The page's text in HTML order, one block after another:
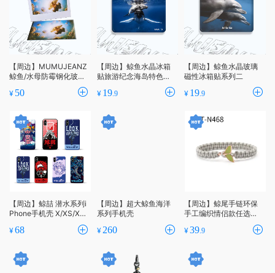
【周边】MUMUJEANZ
鲸鱼/水母防霉钢化玻璃
菜板厨房家用砧板无菌
切菜辅
¥ 50
【周边】鲸鱼水晶冰箱
贴旅游纪念海岛特色系
¥ 19.9
【周边】鲸鱼水晶玻璃
磁性冰箱贴系列二
¥ 19 .9
【周边】鲸喆 潜水系列i
Phone手机壳 X/XS/XM
¥68
【周边】超大鲸鱼海洋
系列手机壳
¥ 260
【周边】鲸尾手链环保
手工编织情侣款任选定
¥39.9